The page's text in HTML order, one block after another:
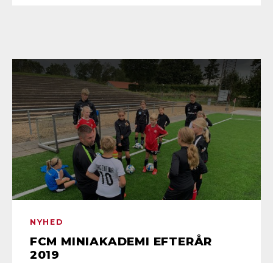
NYHED
FCM MINIAKADEMI EFTERÅR
2019